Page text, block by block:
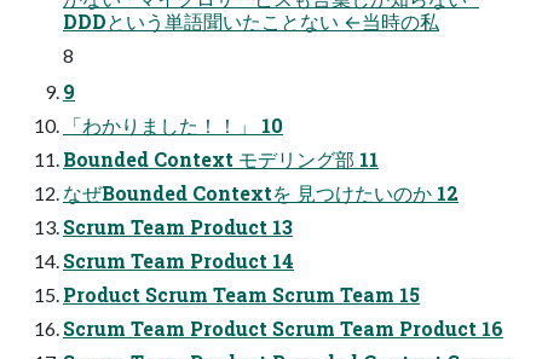
DDDという単語聞いたことない ←当時の私
8
9
「わかりました！！」 10
Bounded Context モデリング部 11
なぜBounded Contextを 見つけたいのか 12
Scrum Team Product 13
Scrum Team Product 14
Product Scrum Team Scrum Team 15
Scrum Team Product Scrum Team Product 16